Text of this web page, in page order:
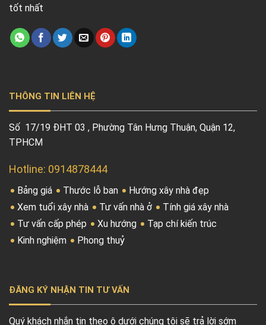
tốt nhất
THÔNG TIN LIÊN HỆ
Số 17/19 ĐHT 03 , Phường Tân Hưng Thuận, Quận 12,
TPHCM
Hotline: 0914878444
Bảng giá Thước lỗ ban
Hướng xây nhà đẹp
Xem tuổi xây nhà
Tư vấn nhà ở
Tính giá xây nhà
Tư vấn cấp phép
Xu hướng
Tạp chí kiến trúc
Kinh nghiệm
Phong thuỷ
ĐĂNG KÝ NHẬN TIN TƯ VẤN
Quý khách nhắn tin theo ô dưới chúng tôi sẽ trả lời sớm